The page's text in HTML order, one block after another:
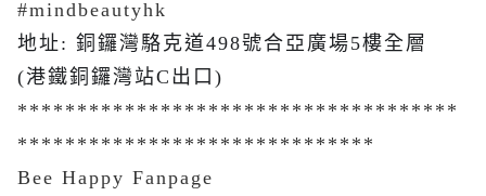
#mindbeautyhk
地址: 銅鑼灣駱克道498號合亞廣場5樓全層
(港鐵銅鑼灣站C出口)
*************************************
******************************
Bee Happy Fanpage